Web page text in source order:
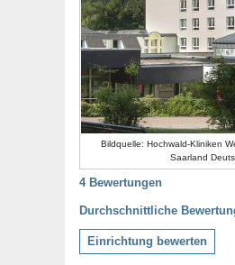
Bildquelle: Hochwald-Kliniken
Saarland
4 Bewertungen
Durchschnittliche
Einrichtung bewerten